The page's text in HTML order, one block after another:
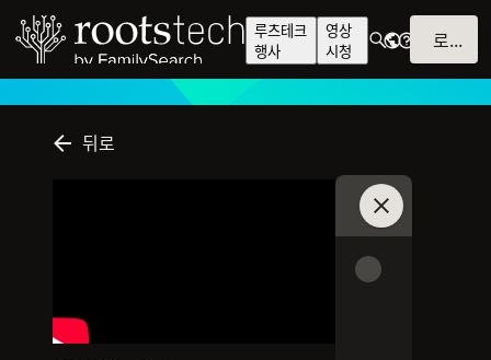
루츠테크
행사
영상
시청
로그인
뒤로
채팅 참여하기